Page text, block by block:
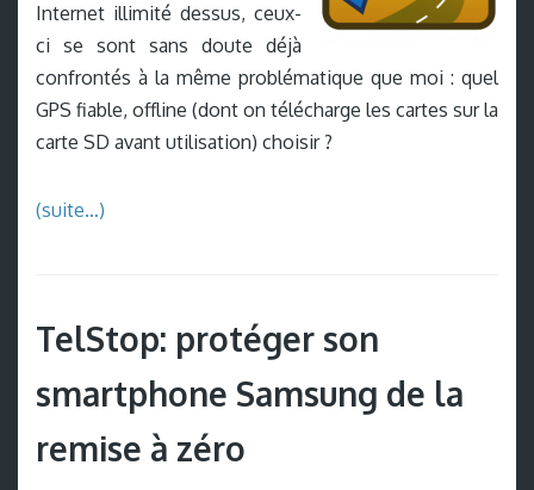
Internet illimité dessus, ceux-
ci se sont sans doute déjà
confrontés à la même problématique que moi : quel
GPS fiable, offline (dont on télécharge les cartes sur la
carte SD avant utilisation) choisir ?
(suite…)
TelStop: protéger son
smartphone Samsung de la
remise à zéro